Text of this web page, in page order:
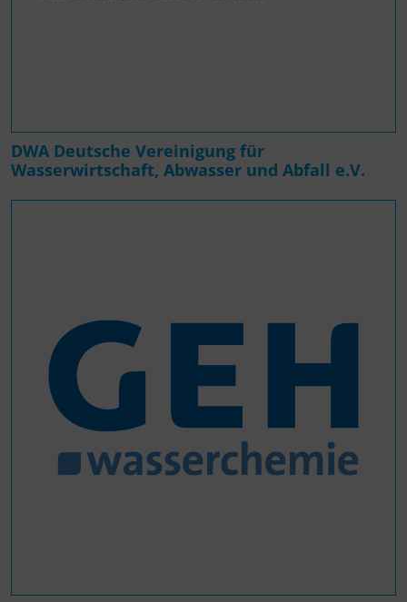
DWA Deutsche Vereinigung für
Wasserwirtschaft, Abwasser und Abfall e.V.